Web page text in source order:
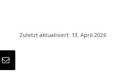
Zuletzt aktualisiert: 13. April 2026